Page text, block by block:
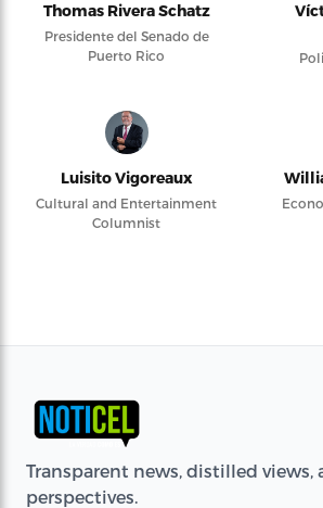
Thomas Rivera Schatz
Presidente del Senado de
Puerto Rico
Luisito Vigoreaux
Cultural and Entertainment
Columnist
Transparent news, distilled views,
perspectives.